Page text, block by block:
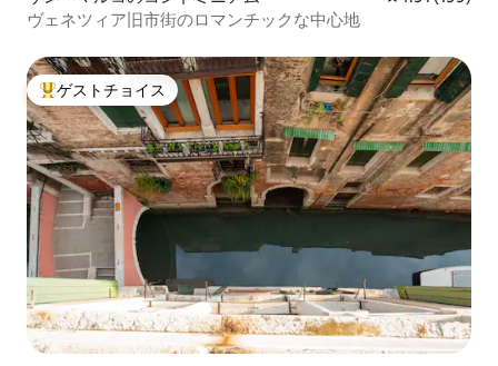
ヴェネツィア旧市街のロマンチックな中心地
大好評のゲストチョイスです。
ゲストチョイス